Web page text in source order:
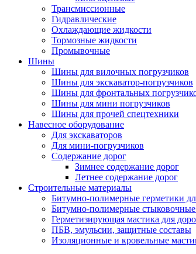
Трансмиссионные
Гидравлические
Охлаждающие жидкости
Тормозные жидкости
Промывочные
Шины
Шины для вилочных погрузчиков
Шины для экскаватор-погрузчиков
Шины для фронтальных
Шины для мини погрузчиков
Шины для прочей спецтехники
Навесное оборудование
Для экскаваторов
Для мини-погрузчиков
Содержание дорог
Зимнее содержание дорог
Летнее содержание дорог
Строительные материалы
Битумно-полимерные герметики
Битумно-полимерные
Герметизирующая мастика для
ПБВ, эмульсии, защитные составы
Изоляционные и кровельные